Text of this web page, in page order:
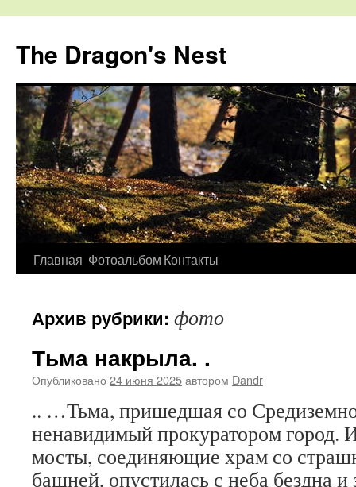
The Dragon's Nest
Перейти
содержимому
Главная Фотоальбом Контакты
Архив рубрики: фото
Тьма накрыла. .
Опубликовано 24 июня 2025автором Dandr
.. …Тьма, пришедшая со
ненавидимый прокуратором город.
мосты, соединяющие храм со
башней, опустилась с неба бездна